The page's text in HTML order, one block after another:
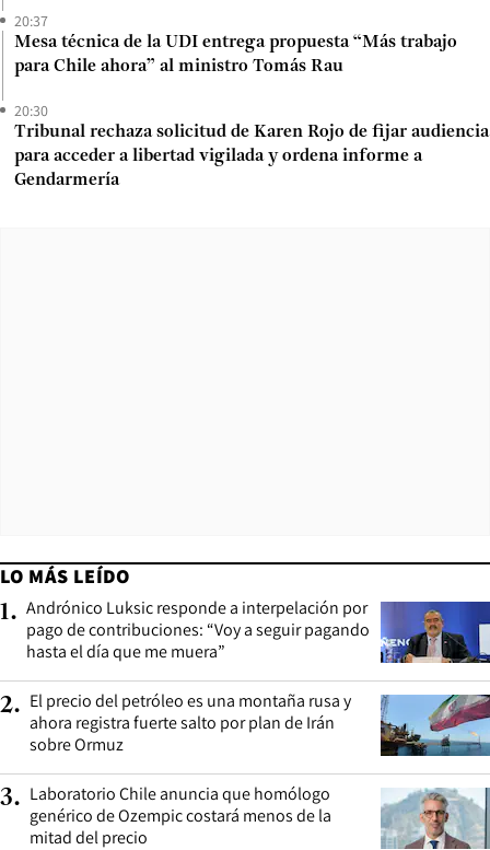
20:37
Mesa técnica de la UDI entrega propuesta “Más trabajo
para Chile ahora” al ministro Tomás Rau
20:30
Tribunal rechaza solicitud de Karen Rojo de fijar audiencia
para acceder a libertad vigilada y ordena informe a
Gendarmería
LO MÁS LEÍDO
1. Andrónico Luksic responde a interpelación por
pago de contribuciones: “Voy a seguir pagando
hasta el día que me muera”
2. El precio del petróleo es una montaña rusa y
ahora registra fuerte salto por plan de Irán
sobre Ormuz
3. Laboratorio Chile anuncia que homólogo
genérico de Ozempic costará menos de la
mitad del precio